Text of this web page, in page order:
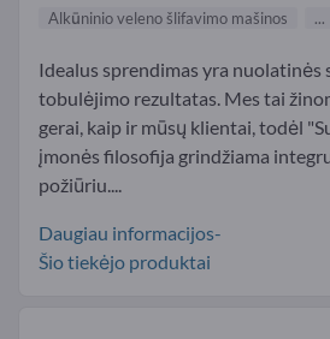
Alkūninio veleno šlifavimo mašinos
...
Idealus sprendimas yra nuolatinės
tobulėjimo rezultatas. Mes tai
gerai, kaip ir mūsų klientai, todėl
įmonės filosofija grindžiama
požiūriu....
Daugiau informacijos-
Šio tiekėjo produktai